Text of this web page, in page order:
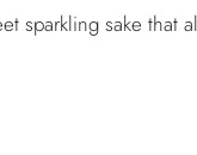
sparkling sake that